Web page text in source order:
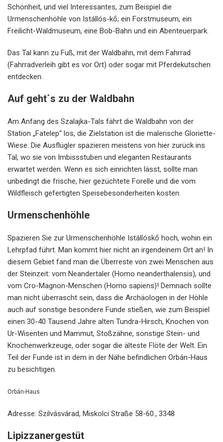
Schönheit, und viel Interessantes, zum Beispiel die
Urmenschenhöhle von Istállós-kő; ein Forstmuseum, ein
Freilicht-Waldmuseum, eine Bob-Bahn und ein Abenteuerpark.
Das Tal kann zu Fuß, mit der Waldbahn, mit dem Fahrrad
(Fahrradverleih gibt es vor Ort) oder sogar mit Pferdekutschen
entdecken.
Auf geht´s zu der Waldbahn
Am Anfang des Szalajka-Tals fährt die Waldbahn von der
Station „Fatelep“ los, die Zielstation ist die malerische Gloriette-
Wiese. Die Ausflügler spazieren meistens von hier zurück ins
Tal, wo sie von Imbissstuben und eleganten Restaurants
erwartet werden. Wenn es sich einrichten lässt, sollte man
unbedingt die frische, hier gezüchtete Forelle und die vom
Wildfleisch gefertigten Speisebesonderheiten kosten.
Urmenschenhöhle
Spazieren Sie zur Urmenschenhöhle Istállóskő hoch, wohin ein
Lehrpfad führt. Man kommt hier nicht an irgendeinem Ort an! In
diesem Gebiet fand man die Überreste von zwei Menschen aus
der Steinzeit: vom Neandertaler (Homo neanderthalensis), und
vom Cro-Magnon-Menschen (Homo sapiens)! Demnach sollte
man nicht überrascht sein, dass die Archäologen in der Höhle
auch auf sonstige besondere Funde stießen, wie zum Beispiel
einen 30-40 Tausend Jahre alten Tundra-Hirsch, Knochen von
Ur-Wisenten und Mammut, Stoßzähne, sonstige Stein- und
Knochenwerkzeuge, oder sogar die älteste Flöte der Welt. Ein
Teil der Funde ist in dem in der Nähe befindlichen Orbán-Haus
zu besichtigen.
Orbán-Haus
Adresse: Szilvásvárad, Miskolci Straße 58-60., 3348
Lipizzanergestüt